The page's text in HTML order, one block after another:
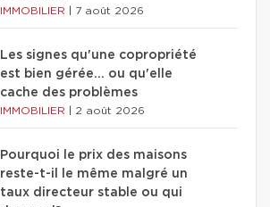
IMMOBILIER 7 août 2026
Les signes qu'une copropriété
est bien gérée… ou qu'elle
cache des problèmes
IMMOBILIER 2 août 2026
Pourquoi le prix des maisons
reste-t-il le même malgré un
taux directeur stable ou qui